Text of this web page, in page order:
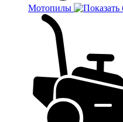
Мотопилы